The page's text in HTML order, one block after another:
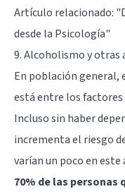
Artículo relacionado:
desde la Psicología"
9. Alcoholismo y otras
En población
está entre los
Incluso sin haber
incrementa el riesgo
varían un poco en este
70% de las personas